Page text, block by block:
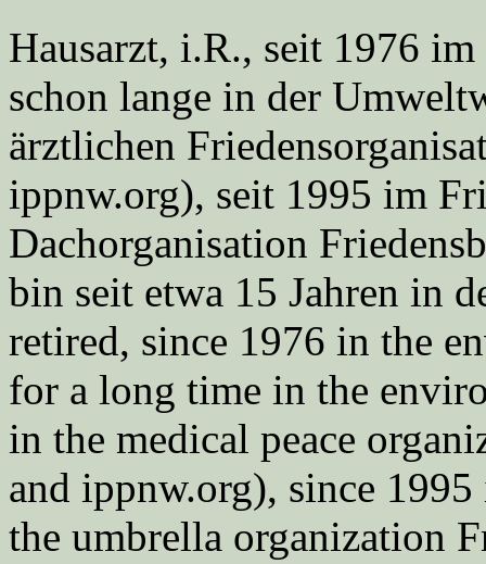
Hausarzt, i.R., seit 1976
schon lange in der
ärztlichen
ippnw.org), seit 1995 im
Dachorganisation
bin seit etwa 15 Jahren in
retired, since 1976 in the
for a long time in the
in the medical peace
and ippnw.org), since
the umbrella organization